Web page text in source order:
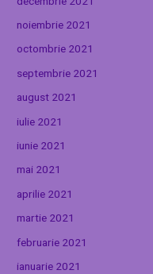
noiembrie 2021
octombrie 2021
septembrie 2021
august 2021
iulie 2021
iunie 2021
mai 2021
aprilie 2021
martie 2021
februarie 2021
ianuarie 2021